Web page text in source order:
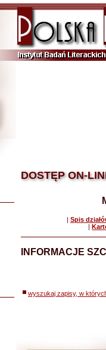
DOSTĘP ON-
| Spis
|
INFORMACJE
wyszukaj zapisy, w